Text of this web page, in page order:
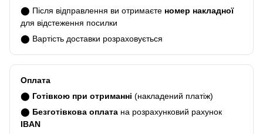
⬤ Після відправлення ви отримаєте номер накладної
для відстеження посилки
⬤ Вартість доставки розраховується
Оплата
⬤ Готівкою при отриманні (накладений платіж)
⬤ Безготівкова оплата на розрахунковий рахунок
IBAN